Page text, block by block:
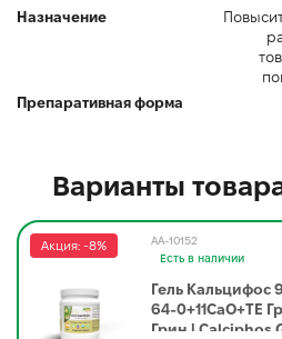
Назначение
Препаративная форма
Варианты
Акция: -8%
AA-10152
Есть в наличии
Гель Кальцифос
64-0+11CaO+TE
Грин | Calciphos